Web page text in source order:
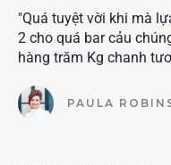
"Quá tuyệt vời khi mà
2 cho quá bar cảu
hàng trăm Kg chanh
PAULA